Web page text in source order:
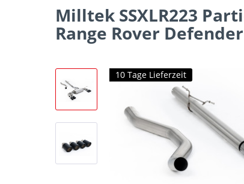
Milltek SSXLR223
Range Rover
10 Tage Lieferzeit